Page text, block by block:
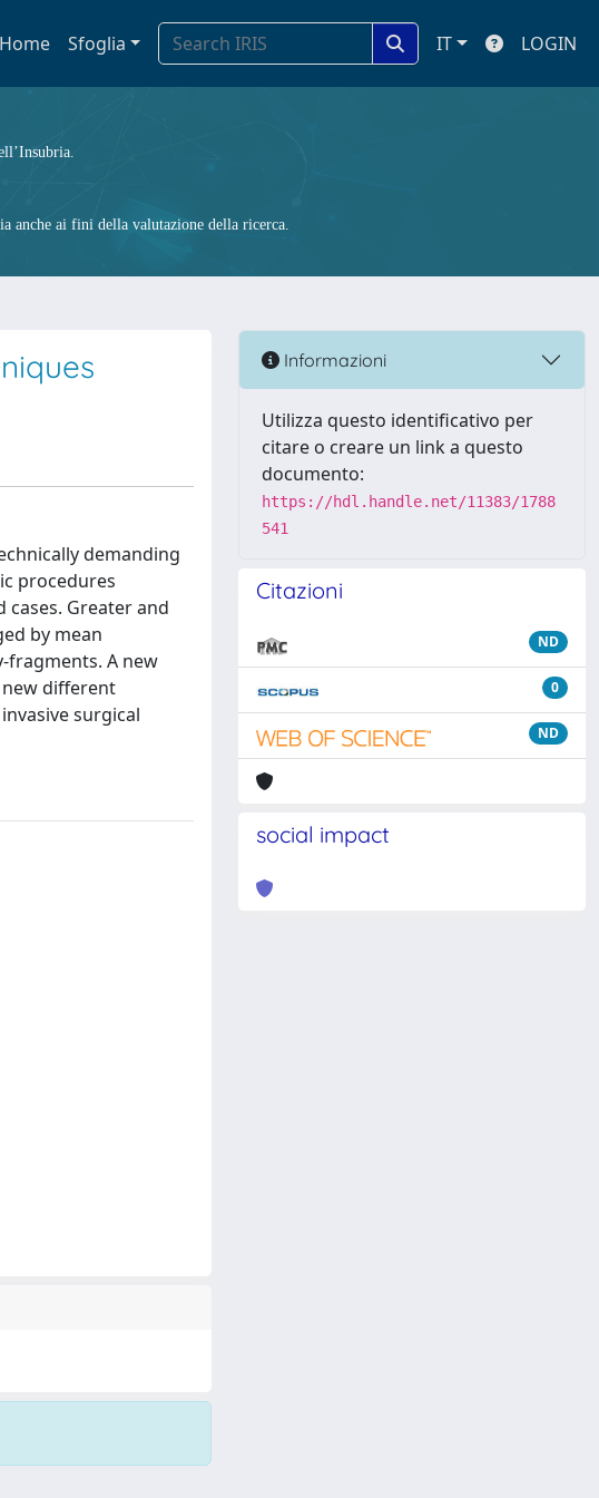
Home Sfoglia IT LOGIN
anche ai fini della valutazione della ricerca.
demanding
procedures
Greater and
by mean
fragments. A new
different
surgical
Informazioni
Utilizza questo identificativo per
citare o creare un link a questo
documento:
https://hdl.handle.net/11383/1788
541
Citazioni
ND
0
ND
social impact